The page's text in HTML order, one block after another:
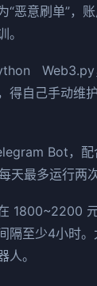
“恶意刷单”，
Web3.py
得自己手动维
Bot，
天最多运行两
1800~2200
隔至少4小时
人。